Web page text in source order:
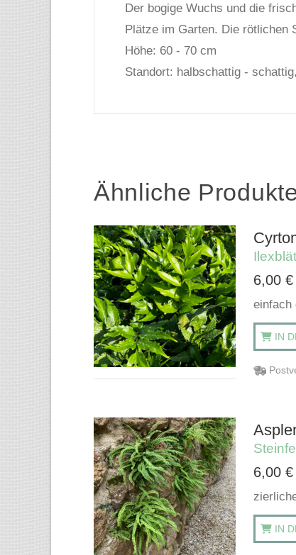
Der bogige Wuchs und die
Plätze im Garten. Die rötlichen
Höhe: 60 - 70 cm
Standort: halbschattig -
Ähnliche
6,00 €
einfach
IN
6,00 €
IN